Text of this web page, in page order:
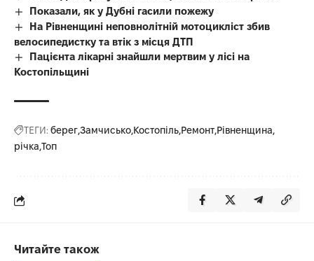
Показали, як у Дубні гасили пожежу
На Рівненщині неповнолітній мотоцикліст збив
велосипедистку та втік з місця ДТП
Пацієнта лікарні знайшли мертвим у лісі на
Костопільщині
ТЕГИ: берегЗамчисько Костопіль Ремонт Рівненщина
річка Топ
Читайте також